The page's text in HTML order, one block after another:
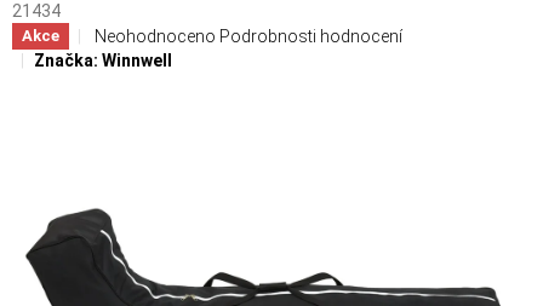
21434
Akce Průměrné hodnocení produktu je 0,0 z 5 hvězdiček.
Neohodnoceno Podrobnosti hodnocení
Značka: Winnwell